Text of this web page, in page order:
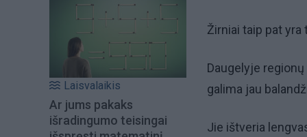
Laisvalaikis
Ar jums pakaks
išradingumo teisingai
Žirniai taip pat yra
Daugelyje
galima jau
Jie ištveria